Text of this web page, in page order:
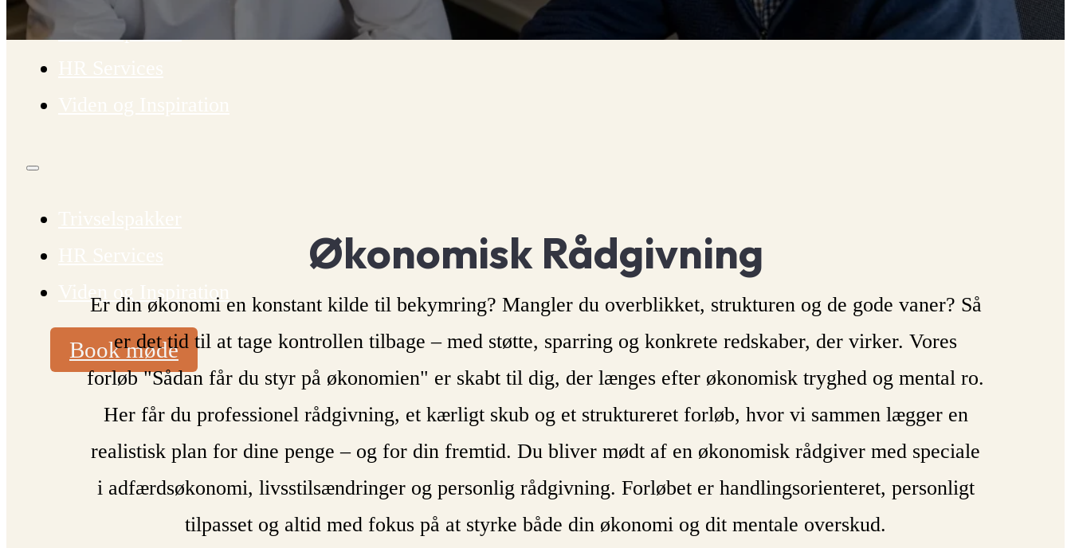
Trivselspakker
Viden og Inspiration
Book møde
Økonomisk Rådgivning
Er din økonomi en konstant kilde til bekymring? Mangler du overblikket, strukturen og de gode vaner? Så
er det tid til at tage kontrollen tilbage – med støtte, sparring og konkrete redskaber, der virker. Vores
forløb "Sådan får du styr på økonomien" er skabt til dig, der længes efter økonomisk tryghed og mental ro.
Her får du professionel rådgivning, et kærligt skub og et struktureret forløb, hvor vi sammen lægger en
realistisk plan for dine penge – og for din fremtid. Du bliver mødt af en økonomisk rådgiver med speciale
i adfærdsøkonomi, livsstilsændringer og personlig rådgivning. Forløbet er handlingsorienteret, personligt
tilpasset og altid med fokus på at styrke både din økonomi og dit mentale overskud.